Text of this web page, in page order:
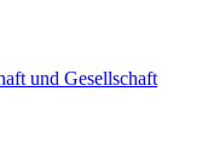
und Gesellschaft